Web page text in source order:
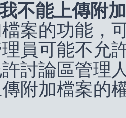
不能上傳附
案的功能，
員可能不允
討論區管理
附加檔案的